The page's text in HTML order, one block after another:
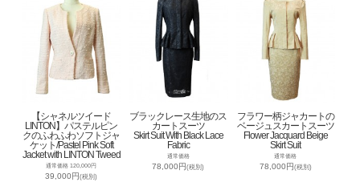
【シャネルツイード
LINTON】パステルピン
クのふわふわソフトジャ
ケット/Pastel Pink Soft
Jacket with LINTON Tweed
通常価格 120,000円
39,000円(税別)
ブラックレース生地のス
カートスーツ
Skirt Suit With Black Lace
Fabric
通常価格
78,000円(税別)
フラワー柄ジャカートの
ベージュスカートスーツ
Flower Jacquard Beige
Skirt Suit
通常価格
78,000円(税別)